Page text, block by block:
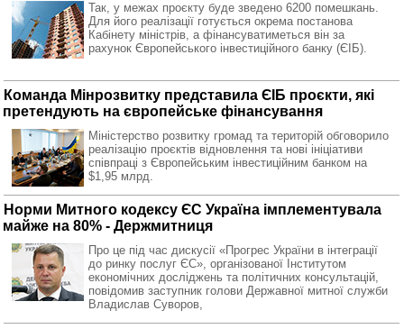
Так, у межах проєкту буде зведено 6200 помешкань.
Для його реалізації готується окрема постанова
Кабінету міністрів, а фінансуватиметься він за
рахунок Європейського інвестиційного банку (ЄІБ).
Команда Мінрозвитку представила ЄІБ проєкти, які
претендують на європейське фінансування
Міністерство розвитку громад та територій обговорило
реалізацію проєктів відновлення та нові ініціативи
співпраці з Європейським інвестиційним банком на
$1,95 млрд.
Норми Митного кодексу ЄС Україна імплементувала
майже на 80% - Держмитниця
Про це під час дискусії «Прогрес України в інтеграції
до ринку послуг ЄС», організованої Інститутом
економічних досліджень та політичних консультацій,
повідомив заступник голови Державної митної служби
Владислав Суворов,